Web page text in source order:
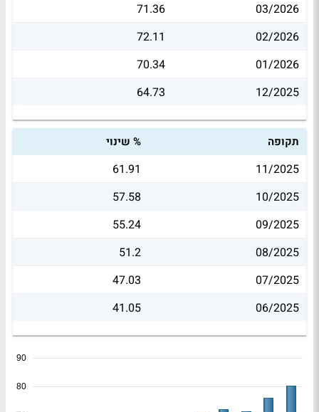
03/2026
71.36
02/2026
72.11
01/2026
70.34
12/2025
64.73
תקופה % שינוי
11/2025
61.91
10/2025
57.58
09/2025
55.24
08/2025
51.2
07/2025
47.03
06/2025
41.05
80
90